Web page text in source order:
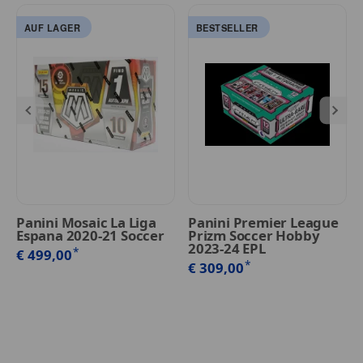
AUF LAGER
Panini Mosaic La Liga
Espana 2020-21 Soccer
€ 499,00*
BESTSELLER
Panini Premier League
Prizm Soccer Hobby
2023-24 EPL
€ 309,00*